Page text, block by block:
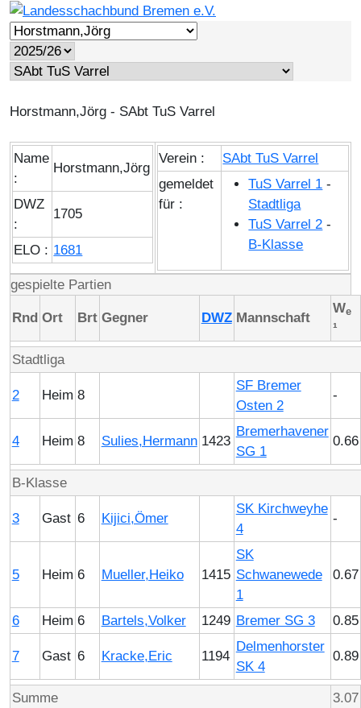
Horstmann,Jörg - SAbt TuS Varrel
Name
:
Horstmann,Jörg
DWZ
:
1705
ELO : 1681
Verein :
SAbt TuS Varrel
gemeldet
für :
TuS Varrel 1 -
Stadtliga
TuS Varrel 2 -
B-Klasse
gespielte Partien
Rnd Ort Brt Gegner DWZ Mannschaft
We
¹
Stadtliga
2 Heim 8
SF Bremer
Osten 2
-
4 Heim 8 Sulies,Hermann 1423
Bremerhavener
SG 1
0.66
B-Klasse
3 Gast 6 Kijici,Ömer
SK Kirchweyhe
4
-
5 Heim 6 Mueller,Heiko 1415
SK
Schwanewede
1
0.67
6 Heim 6 Bartels,Volker 1249 Bremer SG 3 0.85
7 Gast 6 Kracke,Eric 1194
Delmenhorster
SK 4
0.89
Summe
3.07